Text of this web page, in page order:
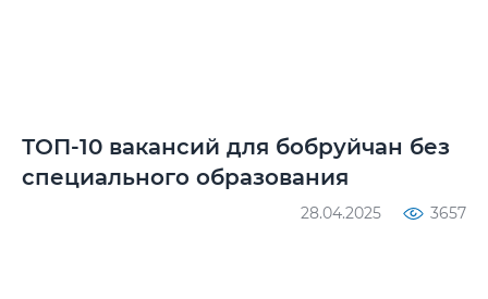
ТОП-10 вакансий для бобруйчан без
специального образования
28.04.2025 3657